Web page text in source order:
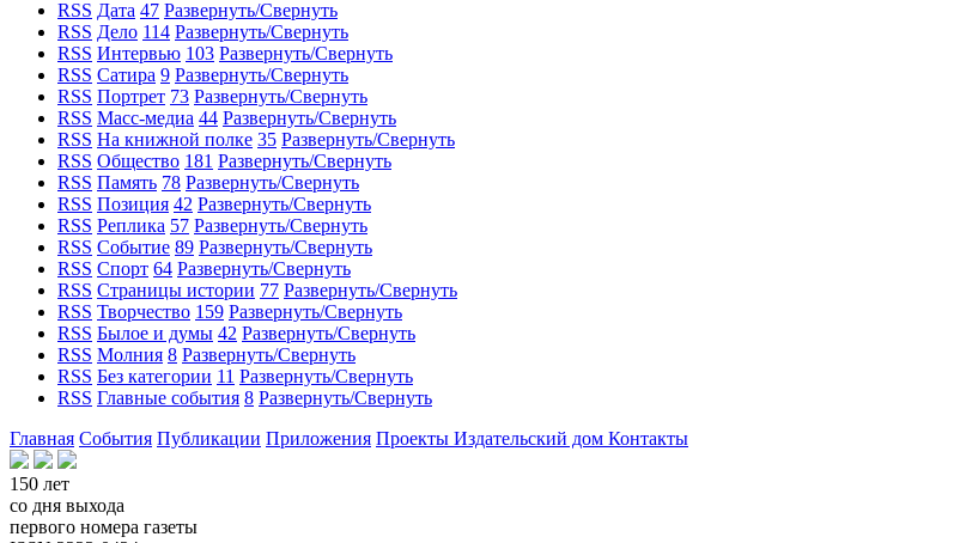
RSS Дата 47 Развернуть/Свернуть
RSS Дело 114 Развернуть/Свернуть
RSS Интервью 103 Развернуть/Свернуть
RSS Сатира 9 Развернуть/Свернуть
RSS Портрет 73 Развернуть/Свернуть
RSS Масс-медиа 44 Развернуть/Свернуть
RSS На книжной полке 35 Развернуть/Свернуть
RSS Общество 181 Развернуть/Свернуть
RSS Память 78 Развернуть/Свернуть
RSS Позиция 42 Развернуть/Свернуть
RSS Реплика 57 Развернуть/Свернуть
RSS Событие 89 Развернуть/Свернуть
RSS Спорт 64 Развернуть/Свернуть
RSS Страницы истории 77 Развернуть/Свернуть
RSS Творчество 159 Развернуть/Свернуть
RSS Былое и думы 42 Развернуть/Свернуть
RSS Молния 8 Развернуть/Свернуть
RSS Без категории 11 Развернуть/Свернуть
RSS Главные события 8 Развернуть/Свернуть
Главная События Публикации Приложения Проекты Издательский дом Контакты
150 лет
со дня выхода
первого номера газеты